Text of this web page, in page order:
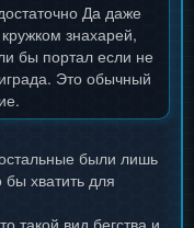
Да даже
знахарей,
бы портал если не
Это обычный
были лишь
хватить для